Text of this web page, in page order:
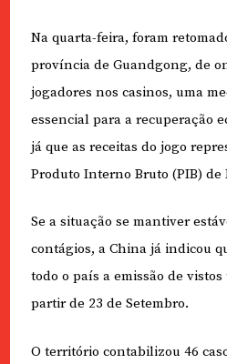
Na quarta-feira, foram
província de Guandgong, de
jogadores nos casinos, uma
essencial para a recuperação
já que as receitas do jogo
Produto Interno Bruto (PIB) de
Se a situação se mantiver
contágios, a China já indicou
todo o país a emissão de
partir de 23 de Setembro.
O território contabilizou 46